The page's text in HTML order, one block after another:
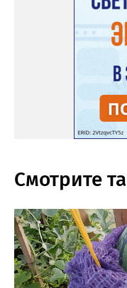
Смотрите